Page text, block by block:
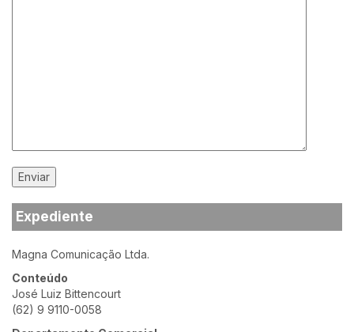
Expediente
Magna Comunicação Ltda.
Conteúdo
José Luiz Bittencourt
(62) 9 9110-0058